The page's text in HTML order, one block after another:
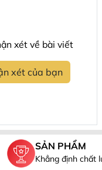
xét về bài viết
xét của bạn
SẢN PHẨM
Khẳng định chất